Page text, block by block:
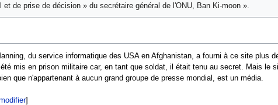
de prise de décision » du secrétaire général de l'ONU, Ban Ki-moon ».
du service informatique des USA en Afghanistan, a fourni à ce site plus
mis en prison militaire car, en tant que soldat, il était tenu au secret. Mais le
que n'appartenant à aucun grand groupe de presse mondial, est un média.
]